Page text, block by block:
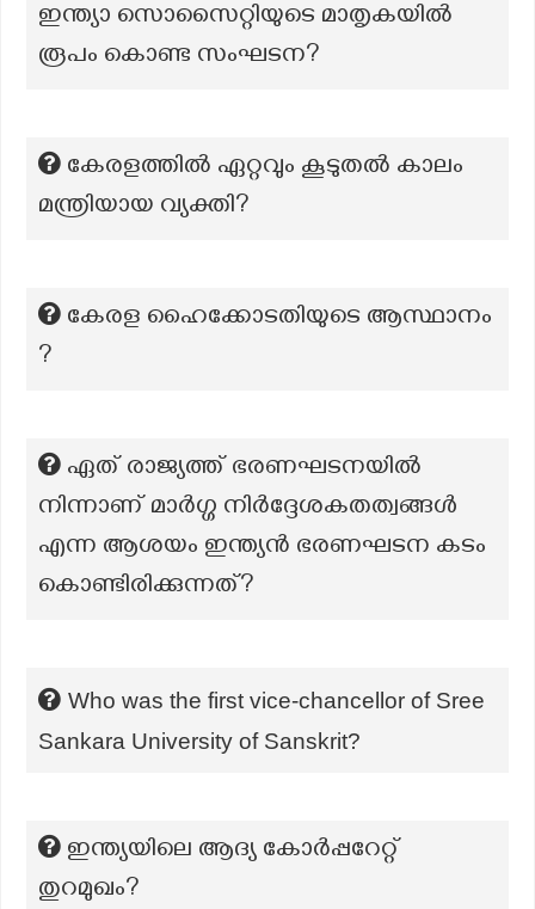
ഇന്ത്യാ സൊസൈറ്റിയുടെ മാതൃകയിൽ
രൂപം കൊണ്ട സംഘടന?
കേരളത്തിൽ ഏറ്റവും കൂടുതൽ കാലം
മന്ത്രിയായ വ്യക്തി?
കേരള ഹൈക്കോടതിയുടെ ആസ്ഥാനം
?
ഏത് രാജ്യത്ത് ഭരണഘടനയിൽ
നിന്നാണ് മാർഗ്ഗ നിർദ്ദേശകതത്വങ്ങൾ
എന്ന ആശയം ഇന്ത്യൻ ഭരണഘടന കടം
കൊണ്ടിരിക്കുന്നത്?
Who was the first vice-chancellor of Sree
Sankara University of Sanskrit?
ഇന്ത്യയിലെ ആദ്യ കോർപ്പറേറ്റ്
തുറമുഖം?